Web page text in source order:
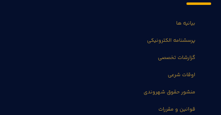
بیانیه ها
پرسشنامه الکترونیکی
گزارشات تخصصی
اوقات شرعی
منشور حقوق شهروندی
قوانین و مقررات